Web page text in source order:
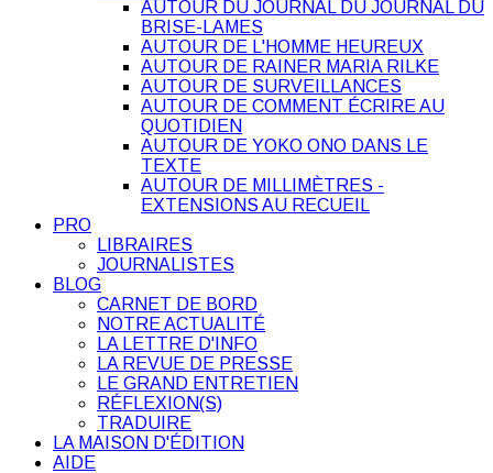
AUTOUR DU JOURNAL DU JOURNAL DU
BRISE-LAMES
AUTOUR DE L'HOMME HEUREUX
AUTOUR DE RAINER MARIA RILKE
AUTOUR DE SURVEILLANCES
AUTOUR DE COMMENT ÉCRIRE AU
QUOTIDIEN
AUTOUR DE YOKO ONO DANS LE
TEXTE
AUTOUR DE MILLIMÈTRES -
EXTENSIONS AU RECUEIL
PRO
LIBRAIRES
JOURNALISTES
BLOG
CARNET DE BORD
NOTRE ACTUALITÉ
LA LETTRE D'INFO
LA REVUE DE PRESSE
LE GRAND ENTRETIEN
RÉFLEXION(S)
TRADUIRE
LA MAISON D'ÉDITION
AIDE